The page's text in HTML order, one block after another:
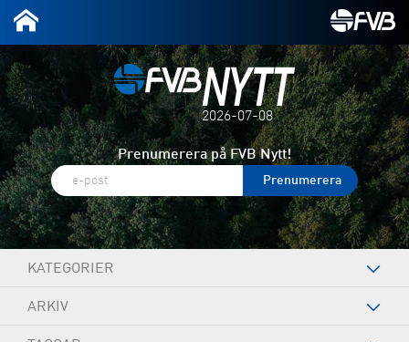
2026-07-08
Prenumerera på FVB Nytt!
KATEGORIER
ARKIV